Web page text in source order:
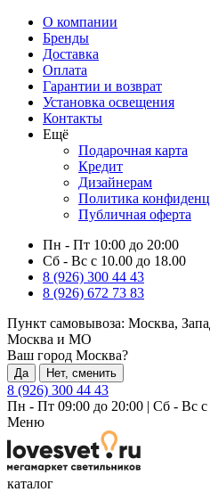
О компании
Бренды
Доставка
Оплата
Гарантии и возврат
Установка освещения
Контакты
Ещё
Подарочная карта
Кредит
Дизайнерам
Политика
Публичная оферта
Пн - Пт 10:00 до 20:00
Сб - Вс с 10.00 до 18.00
8 (926) 300 44 43
8 (926) 672 73 83
Пункт самовывоза: Москва,
Москва и МО
Ваш город Москва?
Да Нет, сменить
8 (926) 300 44 43
Пн - Пт 09:00 до 20:00 | Сб - Вс с
Меню
каталог